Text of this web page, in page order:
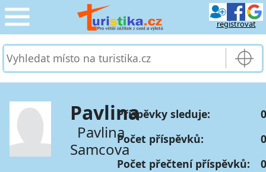
registrovat
CESTOVÁNÍ
SLUŽBY & DOPRAVA ›
PRO TURISTY ›
MOJE TURISTIKA ›
Pavlina
Pavlina
Samcova
Příspěvky sleduje:
Počet příspěvků:
0
Počet přečtení příspěvků:
0